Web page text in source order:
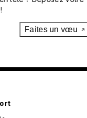
Faites un vœu